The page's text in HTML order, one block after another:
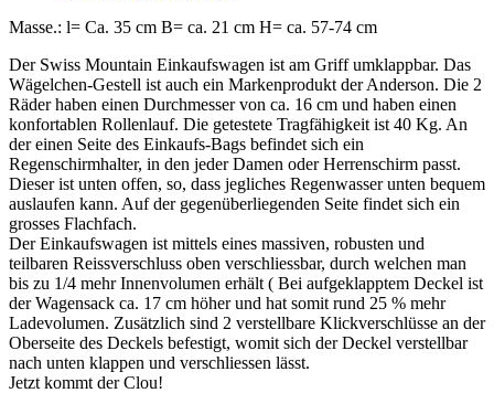
Masse.: l= Ca. 35 cm B= ca. 21 cm H= ca. 57-74 cm
Der Swiss Mountain Einkaufswagen ist am Griff umklappbar. Das
Wägelchen-Gestell ist auch ein Markenprodukt der Anderson. Die 2
Räder haben einen Durchmesser von ca. 16 cm und haben einen
konfortablen Rollenlauf. Die getestete Tragfähigkeit ist 40 Kg. An
der einen Seite des Einkaufs-Bags befindet sich ein
Regenschirmhalter, in den jeder Damen oder Herrenschirm passt.
Dieser ist unten offen, so, dass jegliches Regenwasser unten bequem
auslaufen kann. Auf der gegenüberliegenden Seite findet sich ein
grosses Flachfach.
Der Einkaufswagen ist mittels eines massiven, robusten und
teilbaren Reissverschluss oben verschliessbar, durch welchen man
bis zu 1/4 mehr Innenvolumen erhält ( Bei aufgeklapptem Deckel ist
der Wagensack ca. 17 cm höher und hat somit rund 25 % mehr
Ladevolumen. Zusätzlich sind 2 verstellbare Klickverschlüsse an der
Oberseite des Deckels befestigt, womit sich der Deckel verstellbar
nach unten klappen und verschliessen lässt.
Jetzt kommt der Clou!